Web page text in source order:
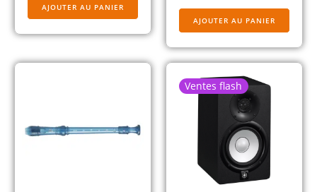
AJOUTER AU PANIER
AJOUTER AU PANIER
Ventes flash